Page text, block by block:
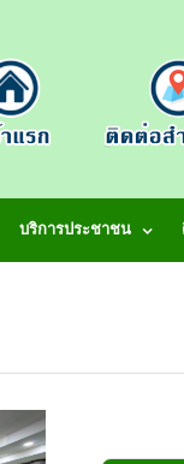
บริการประชาชน